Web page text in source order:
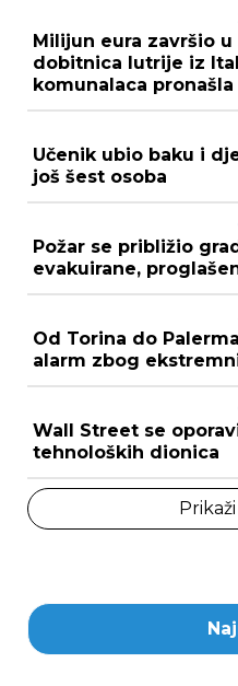
Milijun eura završio u
dobitnica lutrije iz
komunalaca
Učenik ubio baku i
još šest osoba
Požar se približio
evakuirane,
Od Torina do
alarm zbog
Wall Street se
tehnoloških dionica